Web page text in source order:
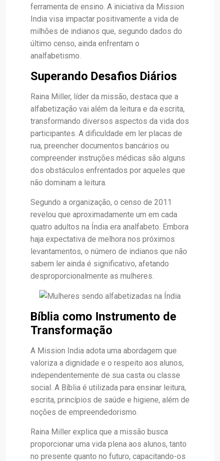
ferramenta de ensino. A iniciativa da Mission
India visa impactar positivamente a vida de
milhões de indianos que, segundo dados do
último censo, ainda enfrentam o
analfabetismo.
Superando Desafios Diários
Raina Miller, líder da missão, destaca que a
alfabetização vai além da leitura e da escrita,
transformando diversos aspectos da vida dos
participantes. A dificuldade em ler placas de
rua, preencher documentos bancários ou
compreender instruções médicas são alguns
dos obstáculos enfrentados por aqueles que
não dominam a leitura.
Segundo a organização, o censo de 2011
revelou que aproximadamente um em cada
quatro adultos na Índia era analfabeto. Embora
haja expectativa de melhora nos próximos
levantamentos, o número de indianos que não
sabem ler ainda é significativo, afetando
desproporcionalmente as mulheres.
Bíblia como Instrumento de
Transformação
A Mission India adota uma abordagem que
valoriza a dignidade e o respeito aos alunos,
independentemente de sua casta ou classe
social. A Bíblia é utilizada para ensinar leitura,
escrita, princípios de saúde e higiene, além de
noções de empreendedorismo.
Raina Miller explica que a missão busca
proporcionar uma vida plena aos alunos, tanto
no presente quanto no futuro, capacitando-os